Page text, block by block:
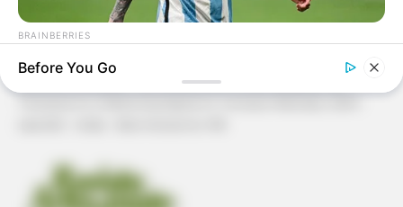
Revista Artesanato - 18.079.935/0001-70 FBO Negócios de
BRAINBERRIES
Before You Go